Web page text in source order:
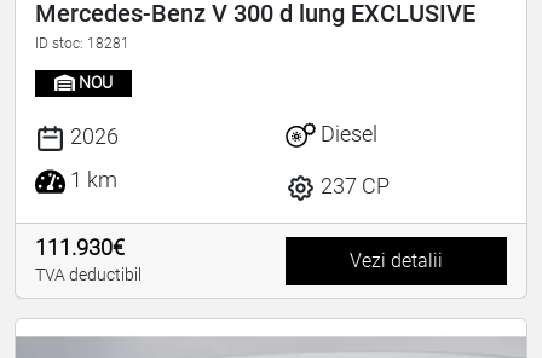
Mercedes-Benz V 300 d lung EXCLUSIVE
ID stoc: 18281
NOU
2026
1 km
Diesel
237 CP
111.930€
TVA deductibil
Vezi detalii